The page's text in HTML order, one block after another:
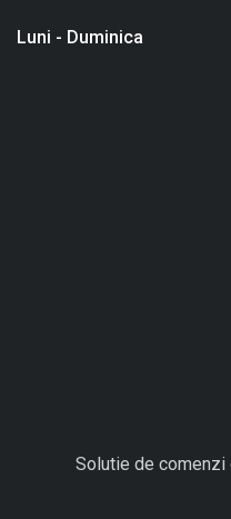
Luni - Duminica
Solutie de comenzi